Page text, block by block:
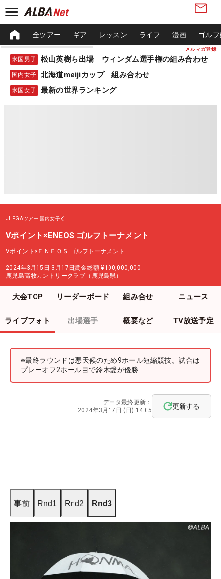
メルマガ登録
全ツアー ギア レッスン ライフ 漫画 ゴル
米国男子 松山英樹ら出場 ウィンダム選手権の組み合わせ
国内女子 北海道meijiカップ 組み合わせ
米国女子 最新の世界ランキング
JLPGAツアー 国内女子
Vポイント×ENEOS ゴルフトーナメント
Vポイント×ＥＮＥＯＳ ゴルフトーナメント
2024年3月15日-3月17日賞金総額 ¥100,000,000
鹿児島高牧カントリークラブ（鹿児島県）
大会TOP リーダーボード 組み合せ ニュース
ライブフォト 出場選手 概要など TV放送予定
※最終ラウンドは悪天候のため9ホール短縮競技。試合は
プレーオフ2ホール目で鈴木愛が優勝
データ最終更新：
2024年3月17日 (日) 14:05
更新する
事前 Rnd1 Rnd2 Rnd3